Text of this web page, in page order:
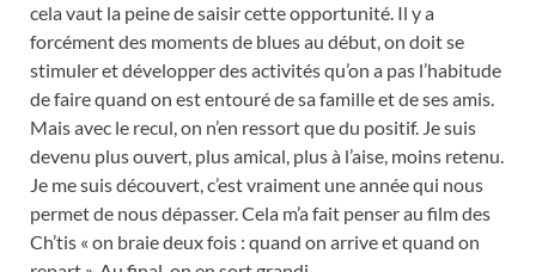
cela vaut la peine de saisir cette opportunité. Il y a
forcément des moments de blues au début, on doit se
stimuler et développer des activités qu’on a pas l’habitude
de faire quand on est entouré de sa famille et de ses amis.
Mais avec le recul, on n’en ressort que du positif. Je suis
devenu plus ouvert, plus amical, plus à l’aise, moins retenu.
Je me suis découvert, c’est vraiment une année qui nous
permet de nous dépasser. Cela m’a fait penser au film des
Ch’tis « on braie deux fois : quand on arrive et quand on